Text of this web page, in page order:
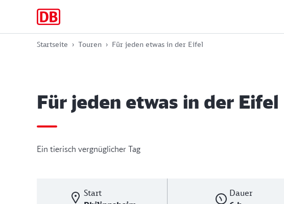
Startseite Touren Für jeden etwas in der Eifel
Für jeden etwas in der Eifel
Ein tierisch vergnüglicher Tag
Start
Dauer